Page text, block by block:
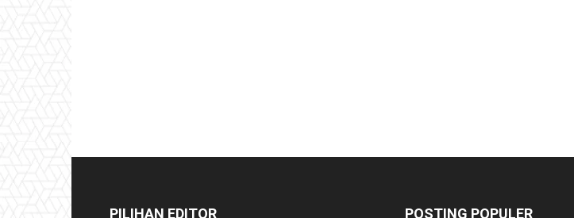
PILIHAN EDITOR POSTING POPULER